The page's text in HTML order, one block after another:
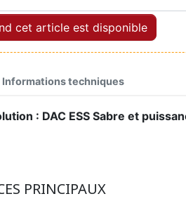
cet article est disponible
Informations techniques
: DAC ESS Sabre et
PRINCIPAUX